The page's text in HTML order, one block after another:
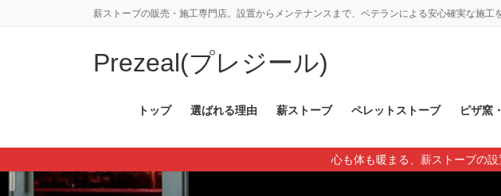
薪ストーブの販売・施工専門店。設置からメンテナンスまで、ベテランによる安心確実な施工
Prezeal(プレジール)
トップ 選ばれる理由 薪ストーブ ペレットストーブ ピザ窯
心も体も暖まる、薪ストーブの設